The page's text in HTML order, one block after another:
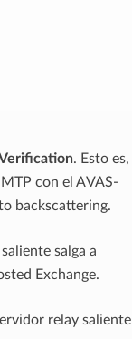
. Esto es,
con el AVAS-
backscattering.
salga a
Exchange.
relay saliente